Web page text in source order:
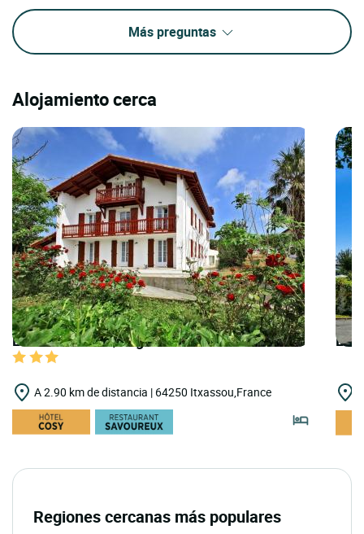
Más preguntas
Alojamiento cerca
LOGIS HOTELS | Logis Hôtel Maison Bonnet
A 2.90 km de distancia | 64250 Itxassou,France
Regiones cercanas más populares